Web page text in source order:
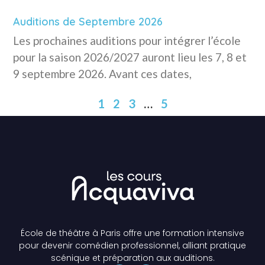
Auditions de Septembre 2026
Les prochaines auditions pour intégrer l’école
pour la saison 2026/2027 auront lieu les 7, 8 et
9 septembre 2026. Avant ces dates,
1 2 3 … 5
École de théâtre à Paris offre une formation intensive
pour devenir comédien professionnel, alliant pratique
scénique et préparation aux auditions.